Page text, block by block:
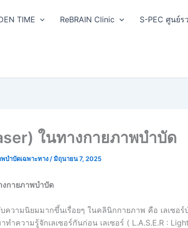
TIME ReBRAIN Clinic S-PEC ศูนย์
ในทางกายภาพบำบัด
บำบัดเฉพาะทาง /มิถุนายน 7, 2025
กายภาพบำบัด
ความนิยมมากขึ้นเรื่อยๆ ในคลินิกกายภาพ คือ เลเซอร์
ทำความรู้จักเลเซอร์กันก่อน เลเซอร์ ( L.A.S.E.R : Light